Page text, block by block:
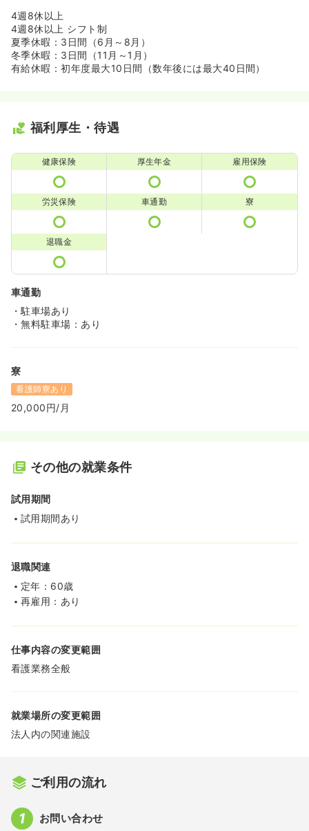
4週8休以上
4週8休以上 シフト制
夏季休暇：3日間（6月～8月）
冬季休暇：3日間（11月～1月）
有給休暇：初年度最大10日間（数年後には最大40日間）
福利厚生・待遇
健康保険 厚生年金 雇用保険
労災保険 車通勤 寮
退職金
車通勤
・駐車場あり
・無料駐車場：あり
寮
看護師寮あり
20,000円/月
その他の就業条件
試用期間
試用期間あり
退職関連
定年：60歳
再雇用：あり
仕事内容の変更範囲
看護業務全般
就業場所の変更範囲
法人内の関連施設
ご利用の流れ
お問い合わせ